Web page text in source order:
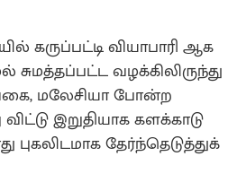
கருப்பட்டி வியாபாரி ஆக
வழக்கிலிருந்து
மலேசியா போன்ற
இறுதியாக களக்காடு
தேர்ந்தெடுத்துக்